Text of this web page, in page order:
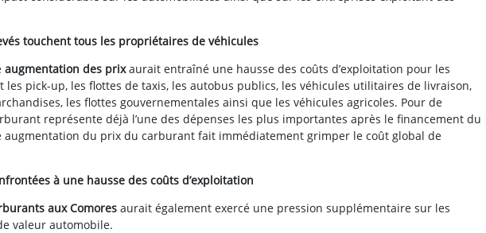
touchent tous les propriétaires de véhicules
augmentation des prixaurait entraîné une hausse des coûts d’exploitation pour les
les pick-up, les flottes de taxis, les autobus publics, les véhicules utilitaires de livraison,
les flottes gouvernementales ainsi que les véhicules agricoles. Pour de
représente déjà l’une des dépenses les plus importantes après le financement du
augmentation du prix du carburant fait immédiatement grimper le coût global de
à une hausse des coûts d’exploitation
aux Comores aurait également exercé une pression supplémentaire sur les
valeur automobile.